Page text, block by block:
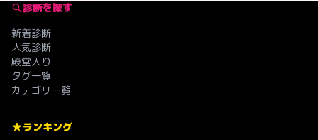
診断を探す
新着診断
人気診断
殿堂入り
タグ一覧
カテゴリ一覧
ランキング